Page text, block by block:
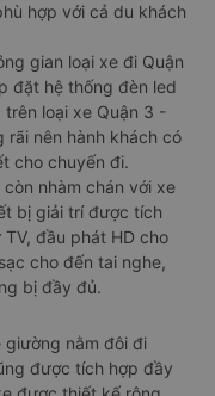
hợp với cả du khách
gian loại xe đi Quận
đặt hệ thống đèn led
loại xe Quận 3 -
rãi nên hành khách có
cho chuyến đi.
nhàm chán với xe
bị giải trí được tích
đầu phát HD cho
cho đến tai nghe,
bị đầy đủ.
giường nằm đôi đi
được tích hợp đầy